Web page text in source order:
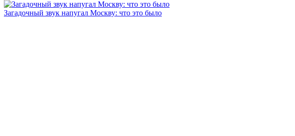
Загадочный звук напугал Москву: что это было